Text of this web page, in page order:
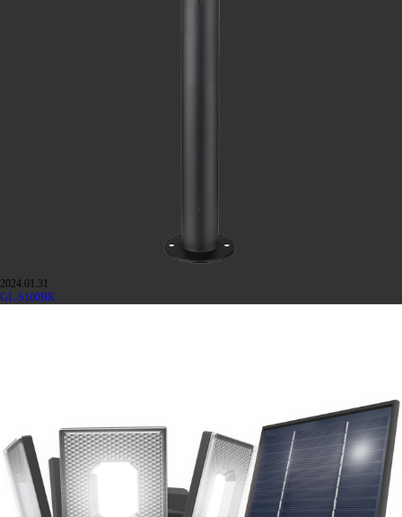
2024.01.31
GL-S100BK